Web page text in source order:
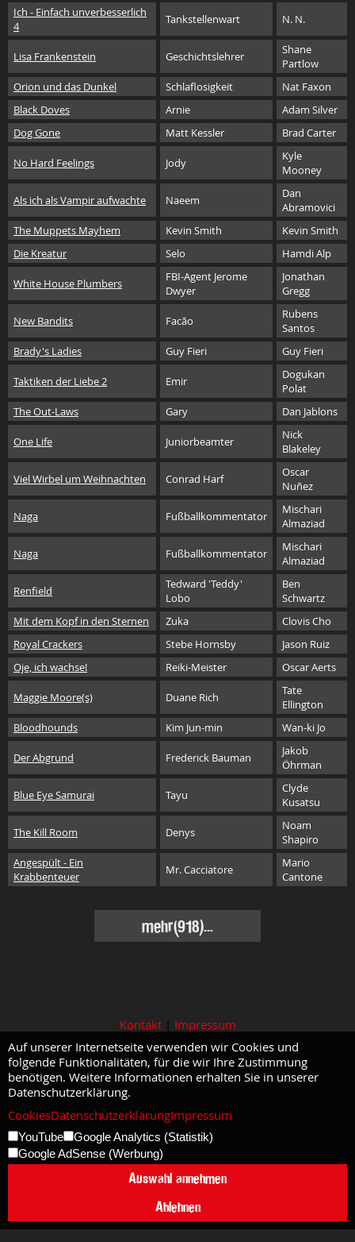
Ich - Einfach unverbesserlich
4
Tankstellenwart N. N.
Lisa Frankenstein Geschichtslehrer
Shane
Partlow
Orion und das Dunkel
Schlaflosigkeit
Nat Faxon
Black Doves
Arnie
Adam Silver
Dog Gone
Matt Kessler Brad Carter
No Hard Feelings Jody
Kyle
Mooney
Als ich als Vampir aufwachte Naeem
Dan
Abramovici
The Muppets Mayhem
Kevin Smith
Kevin Smith
Die Kreatur
Selo Hamdi Alp
White House Plumbers
FBI-Agent Jerome
Dwyer
Jonathan
Gregg
New Bandits Facão
Rubens
Santos
Brady's Ladies
Guy Fieri Guy Fieri
Taktiken der Liebe 2 Emir
Dogukan
Polat
The Out-Laws
Gary Dan Jablons
One Life Juniorbeamter
Nick
Blakeley
Viel Wirbel um Weihnachten Conrad Harf
Oscar
Nuñez
Naga Fußballkommentator
Mischari
Almaziad
Naga Fußballkommentator
Mischari
Almaziad
Renfield
Tedward 'Teddy'
Lobo
Ben
Schwartz
Mit dem Kopf in den Sternen
Zuka
Clovis Cho
Royal Crackers
Stebe Hornsby
Jason Ruiz
Oje, ich wachse!
Reiki-Meister Oscar Aerts
Maggie Moore(s) Duane Rich
Tate
Ellington
Bloodhounds
Kim Jun-min Wan-ki Jo
Der Abgrund Frederick Bauman
Jakob
Öhrman
Blue Eye Samurai Tayu
Clyde
Kusatsu
The Kill Room Denys
Noam
Shapiro
Angespült - Ein
Krabbenteuer
Mr. Cacciatore
Mario
Cantone
mehr(918)...
Kontakt| Impressum
Auf unserer Internetseite verwenden wir Cookies und
folgende Funktionalitäten, für die wir Ihre Zustimmung
benötigen. Weitere Informationen erhalten Sie in unserer
Datenschutzerklärung.
CookiesDatenschutzerklärungImpressum
YouTube
Google Analytics (Statistik)
Google AdSense (Werbung)
Auswahl annehmen
Ablehnen